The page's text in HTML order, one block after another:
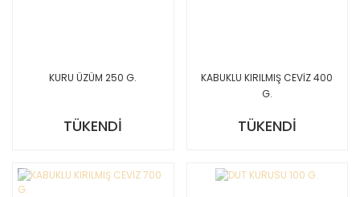
KURU ÜZÜM 250 G.
TÜKENDİ
KABUKLU KIRILMIŞ CEVİZ 400
G.
TÜKENDİ